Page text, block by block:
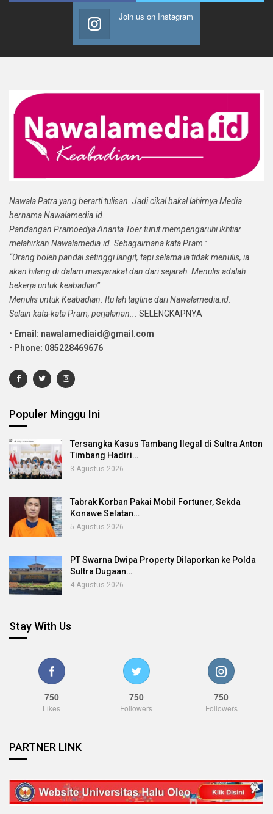
Join us on Instagram
Nawala Patra yang berarti tulisan. Jadi cikal bakal lahirnya Media
bernama Nawalamedia.id.
Pandangan Pramoedya Ananta Toer turut mempengaruhi ikhtiar
melahirkan Nawalamedia.id. Sebagaimana kata Pram :
“Orang boleh pandai setinggi langit, tapi selama ia tidak menulis, ia
akan hilang di dalam masyarakat dan dari sejarah. Menulis adalah
bekerja untuk keabadian”.
Menulis untuk Keabadian. Itu lah tagline dari Nawalamedia.id.
Selain kata-kata Pram, perjalanan...
SELENGKAPNYA
• Email: nawalamediaid@gmail.com
• Phone: 085228469676
Populer Minggu Ini
Tersangka Kasus Tambang Ilegal di Sultra Anton
Timbang Hadiri…
3 Agustus 2026
Tabrak Korban Pakai Mobil Fortuner, Sekda
Konawe Selatan…
5 Agustus 2026
PT Swarna Dwipa Property Dilaporkan ke Polda
Sultra Dugaan…
4 Agustus 2026
Stay With Us
750
Likes
750
Followers
750
Followers
PARTNER LINK